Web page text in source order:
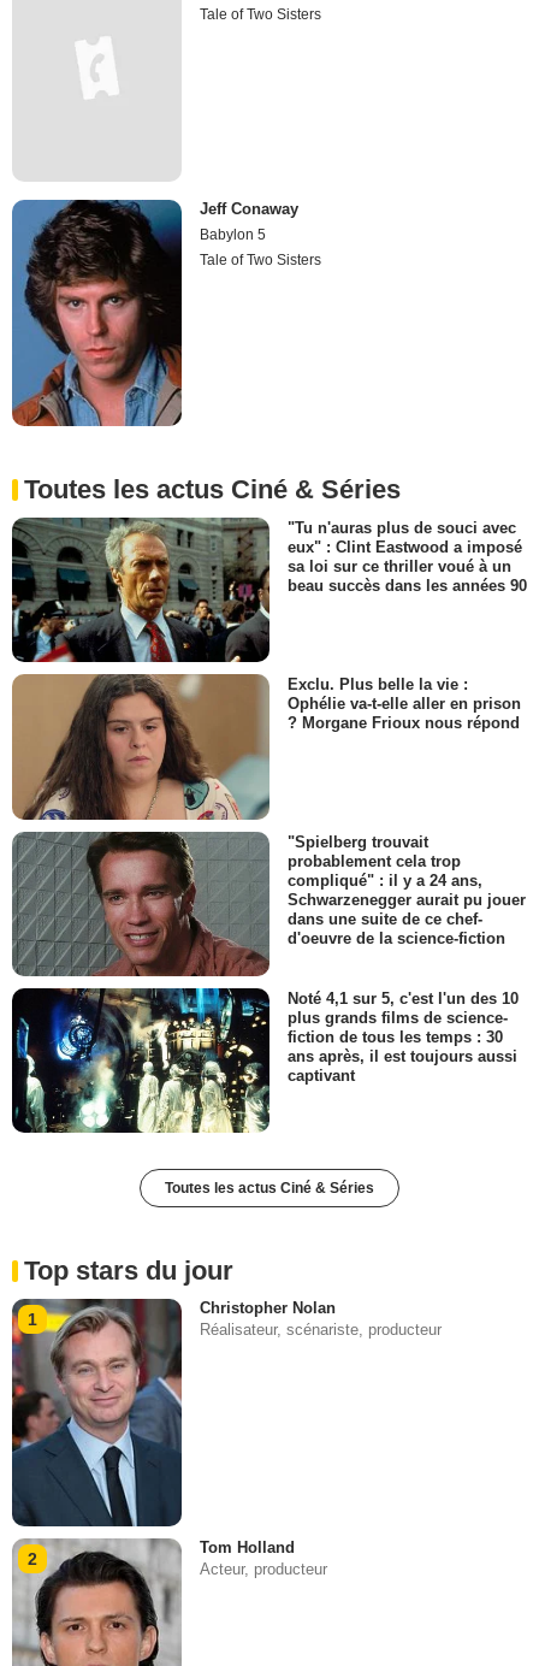
Tale of Two Sisters
Jeff Conaway
Babylon 5
Tale of Two Sisters
Toutes les actus Ciné & Séries
"Tu n'auras plus de souci avec
eux" : Clint Eastwood a imposé
sa loi sur ce thriller voué à un
beau succès dans les années 90
Exclu. Plus belle la vie :
Ophélie va-t-elle aller en prison
? Morgane Frioux nous répond
"Spielberg trouvait
probablement cela trop
compliqué" : il y a 24 ans,
Schwarzenegger aurait pu jouer
dans une suite de ce chef-
d'oeuvre de la science-fiction
Noté 4,1 sur 5, c'est l'un des 10
plus grands films de science-
fiction de tous les temps : 30
ans après, il est toujours aussi
captivant
Toutes les actus Ciné & Séries
Top stars du jour
1
Christopher Nolan
Réalisateur, scénariste, producteur
2
Tom Holland
Acteur, producteur